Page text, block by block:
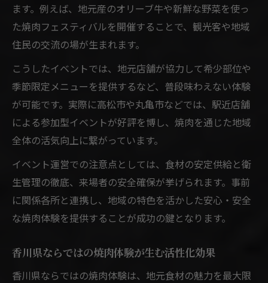
ます。例えば、地元産のオリーブ牛や新鮮な野菜を使っ
た焼肉フェスティバルを開催することで、観光客や地域
住民の交流の場が生まれます。
こうしたイベントでは、地元店舗が協力して希少部位や
季節限定メニューを提供するなど、普段味わえない体験
が可能です。実際に高松市や丸亀市などでは、駅近店舗
による参加型イベントが好評を博し、焼肉を通じた地域
全体の活気向上に繋がっています。
イベント運営での注意点としては、食材の安定供給と衛
生管理の徹底、来場者の安全確保が挙げられます。事前
に関係各所と連携し、地域の特色を活かした安心・安全
な焼肉体験を提供することが成功の鍵となります。
香川県ならではの焼肉体験が生む活性化効果
香川県ならではの焼肉体験は、地元食材の魅力を最大限